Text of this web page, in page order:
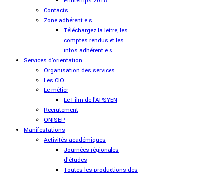
Contacts
Zone adhérent.e.s
Téléchargez la lettre, les
comptes rendus et les
infos adhérent.e.s
Services d'orientation
Organisation des services
Les CIO
Le métier
Le Film de l'APSYEN
Recrutement
ONISEP
Manifestations
Activités académiques
Journées régionales
d'études
Toutes les productions des